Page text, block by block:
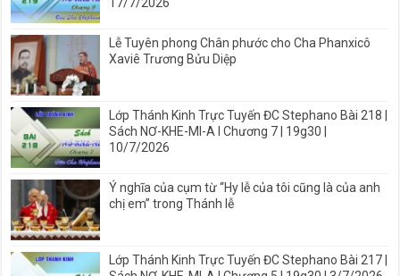
Lễ Tuyên phong Chân phước cho Cha Phanxicô
Xaviê Trương Bửu Diệp
Lớp Thánh Kinh Trực Tuyến ĐC Stephano Bài 218 |
Sách NƠ-KHE-MI-A I Chương 7 | 19g30 |
10/7/2026
Ý nghĩa của cụm từ “Hy lễ của tôi cũng là của anh
chị em” trong Thánh lễ
Lớp Thánh Kinh Trực Tuyến ĐC Stephano Bài 217 |